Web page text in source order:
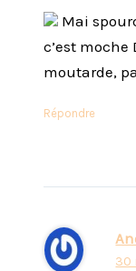
Mai
c’est moche
moutarde,
Répondre
30